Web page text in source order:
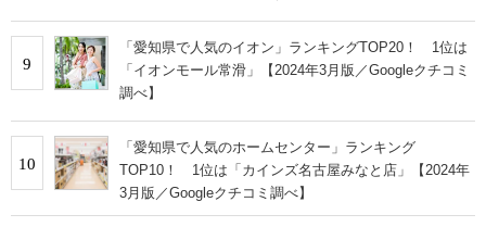
9
「愛知県で人気のイオン」ランキングTOP20！ 1位は
「イオンモール常滑」【2024年3月版／Googleクチコミ
調べ】
10
「愛知県で人気のホームセンター」ランキング
TOP10！ 1位は「カインズ名古屋みなと店」【2024年
3月版／Googleクチコミ調べ】